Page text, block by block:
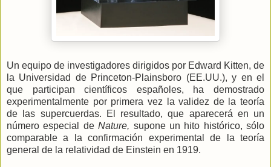
Un equipo de investigadores dirigidos por Edward Kitten, de
la Universidad de Princeton-Plainsboro (EE.UU.), y en el
que participan científicos españoles, ha demostrado
experimentalmente por primera vez la validez de la teoría
de las supercuerdas. El resultado, que aparecerá en un
número especial deNature, supone un hito histórico, sólo
comparable a la confirmación experimental de la teoría
general de la relatividad de Einstein en 1919.